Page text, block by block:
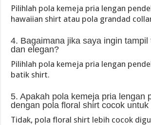
Pilihlah pola kemeja pria lengan
hawaiian shirt atau pola grandad
4. Bagaimana jika saya ingin tampil
dan elegan?
Pilihlah pola kemeja pria lengan
batik shirt.
5. Apakah pola kemeja pria lengan
dengan pola floral shirt cocok
Tidak, pola floral shirt lebih cocok